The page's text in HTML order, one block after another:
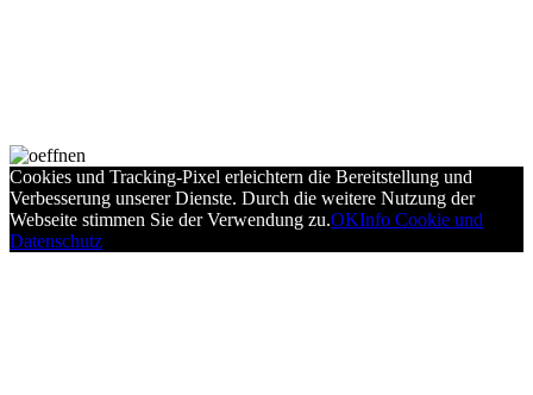
Cookies und Tracking-Pixel erleichtern die Bereitstellung und
Verbesserung unserer Dienste. Durch die weitere Nutzung der
Webseite stimmen Sie der Verwendung zu.OKInfo Cookie und
Datenschutz